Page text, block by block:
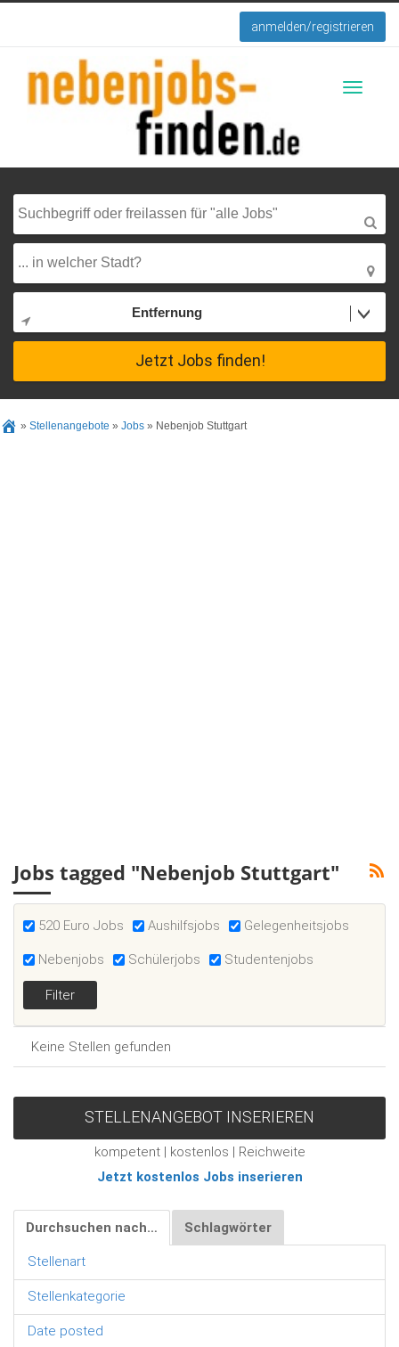
anmelden/registrieren
Entfernung
Jetzt Jobs finden!
» Stellenangebote » Jobs » Nebenjob Stuttgart
Jobs tagged "Nebenjob Stuttgart"
520 Euro Jobs Aushilfsjobs Gelegenheitsjobs
Nebenjobs Schülerjobs Studentenjobs
Keine Stellen gefunden
STELLENANGEBOT INSERIEREN
kompetent | kostenlos | Reichweite
Jetzt kostenlos Jobs inserieren
Durchsuchen nach… Schlagwörter
Stellenart
Stellenkategorie
Date posted